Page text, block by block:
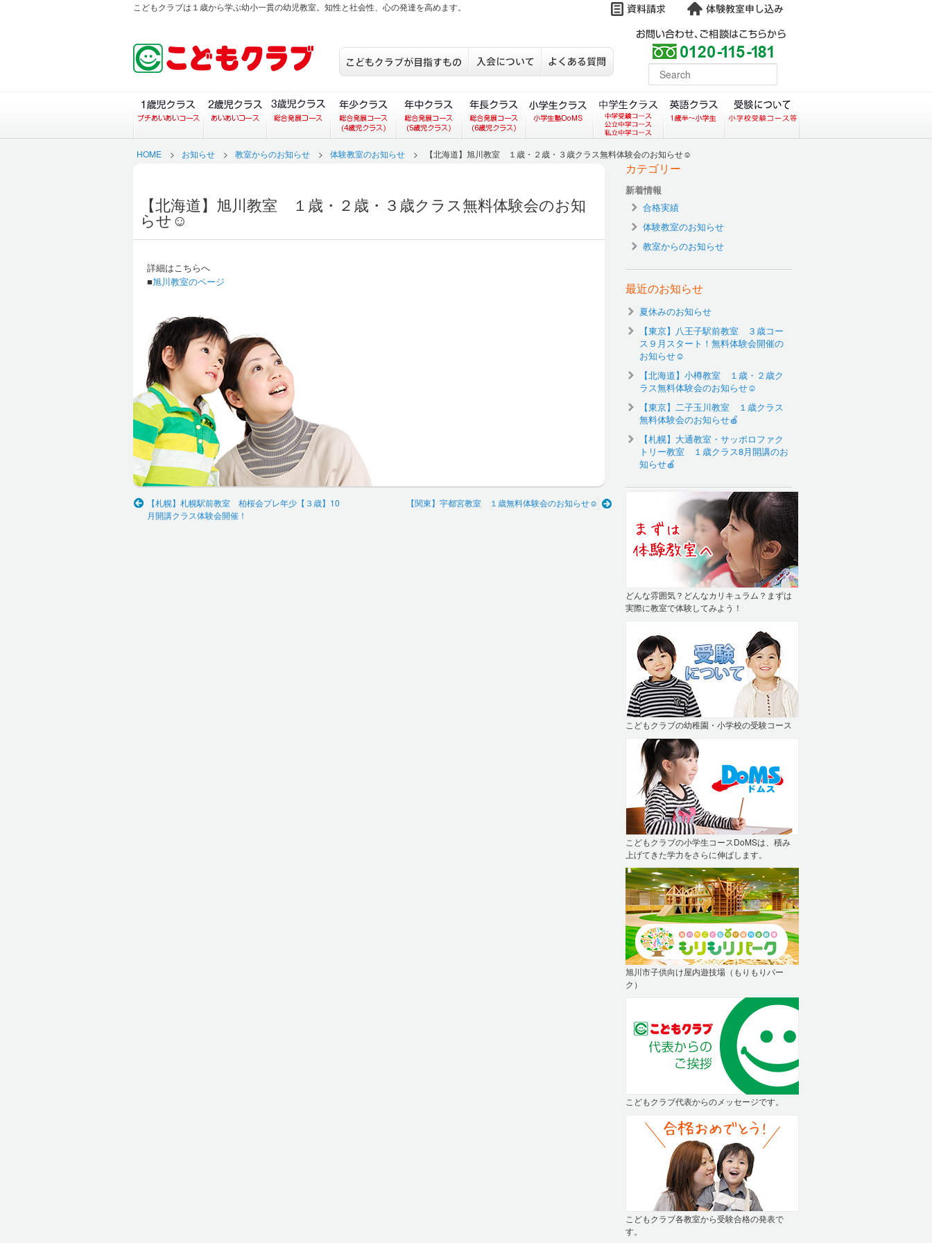
こどもクラブは１歳から学ぶ幼小一貫の幼児教室。知性と社会性、心の発達を高めます。
こどもクラブが目指すもの
入会について
よくある質問
１歳児クラス（プチあいあいコース）
２歳児クラス（あいあいコース）
HOME > お知らせ > 教室からのお知らせ > 体験教室のお知らせ > 【北海道】旭川教室 １歳・２歳・３歳クラス無料体験会のお知らせ☺️
【北海道】旭川教室 １歳・２歳・３歳クラス無料体験会のお知
らせ☺️
詳細はこちらへ
■旭川教室のページ
【札幌】札幌駅前教室 柏桜会プレ年少【３歳】10
月開講クラス体験会開催！
【関東】宇都宮教室 １歳無料体験会のお知らせ☺️
カテゴリー
新着情報
合格実績
体験教室のお知らせ
教室からのお知らせ
最近のお知らせ
夏休みのお知らせ
【東京】八王子駅前教室 ３歳コー
ス９月スタート！無料体験会開催の
お知らせ☺️
【北海道】小樽教室 １歳・２歳ク
ラス無料体験会のお知らせ☺
【東京】二子玉川教室 １歳クラス
無料体験会のお知らせ🍎
【札幌】大通教室・サッポロファク
トリー教室 １歳クラス8月開講のお
知らせ🍎
どんな雰囲気？どんなカリキュラム？まずは
実際に教室で体験してみよう！
こどもクラブの幼稚園・小学校の受験コース
こどもクラブの小学生コースDoMSは、積み
上げてきた学力をさらに伸ばします。
旭川市子供向け屋内遊技場（もりもりパー
ク）
こどもクラブ代表からのメッセージです。
こどもクラブ各教室から受験合格の発表で
す。